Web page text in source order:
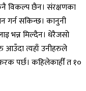
विकल्प छैन। संरक्षणका
गर्न सकिन्छ। कानुनी
भन्न मिल्दैन। धेरैजसो
त्यहाँ उनीहरुले
पर्छ। कहिलेकाहीँ त १०